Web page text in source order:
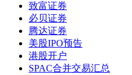
致富证券
必贝证券
腾达证券
美股IPO预告
港股开户
SPAC合并交易汇总